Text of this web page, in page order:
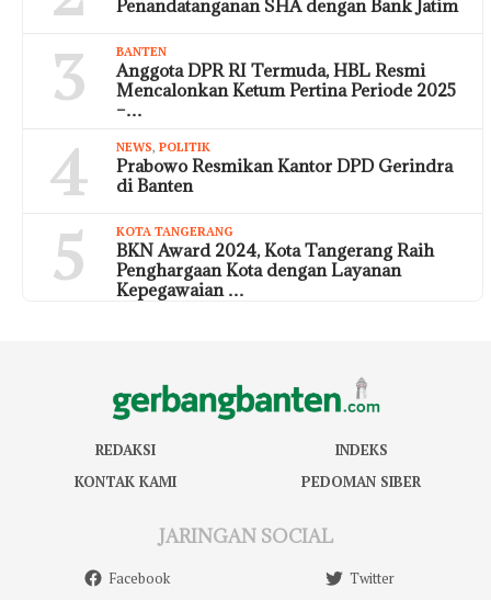
Penandatanganan SHA dengan Bank Jatim
3 BANTEN
Anggota DPR RI Termuda, HBL Resmi
Mencalonkan Ketum Pertina Periode 2025
–…
4 NEWS, POLITIK
Prabowo Resmikan Kantor DPD Gerindra
di Banten
5 KOTA TANGERANG
BKN Award 2024, Kota Tangerang Raih
Penghargaan Kota dengan Layanan
Kepegawaian …
REDAKSI
INDEKS
KONTAK KAMI
PEDOMAN SIBER
JARINGAN SOCIAL
Facebook Twitter